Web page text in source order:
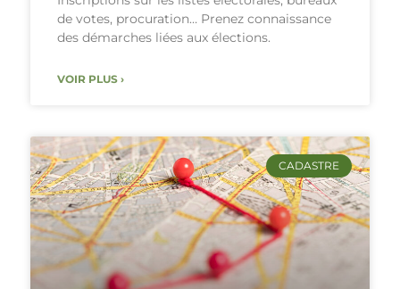
de votes, procuration… Prenez connaissance
des démarches liées aux élections.
VOIR PLUS ›
CADASTRE